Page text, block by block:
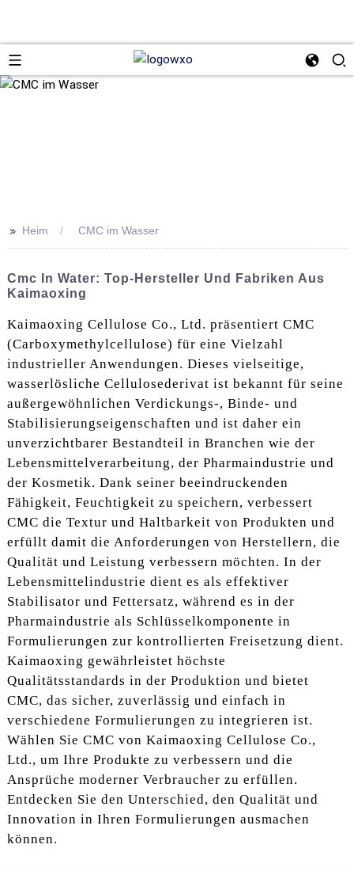
>> Heim CMC im Wasser
Cmc In Water: Top-Hersteller Und Fabriken Aus
Kaimaoxing
Kaimaoxing Cellulose Co., Ltd. präsentiert CMC
(Carboxymethylcellulose) für eine Vielzahl
industrieller Anwendungen. Dieses vielseitige,
wasserlösliche Cellulosederivat ist bekannt für seine
außergewöhnlichen Verdickungs-, Binde- und
Stabilisierungseigenschaften und ist daher ein
unverzichtbarer Bestandteil in Branchen wie der
Lebensmittelverarbeitung, der Pharmaindustrie und
der Kosmetik. Dank seiner beeindruckenden
Fähigkeit, Feuchtigkeit zu speichern, verbessert
CMC die Textur und Haltbarkeit von Produkten und
erfüllt damit die Anforderungen von Herstellern, die
Qualität und Leistung verbessern möchten. In der
Lebensmittelindustrie dient es als effektiver
Stabilisator und Fettersatz, während es in der
Pharmaindustrie als Schlüsselkomponente in
Formulierungen zur kontrollierten Freisetzung dient.
Kaimaoxing gewährleistet höchste
Qualitätsstandards in der Produktion und bietet
CMC, das sicher, zuverlässig und einfach in
verschiedene Formulierungen zu integrieren ist.
Wählen Sie CMC von Kaimaoxing Cellulose Co.,
Ltd., um Ihre Produkte zu verbessern und die
Ansprüche moderner Verbraucher zu erfüllen.
Entdecken Sie den Unterschied, den Qualität und
Innovation in Ihren Formulierungen ausmachen
können.